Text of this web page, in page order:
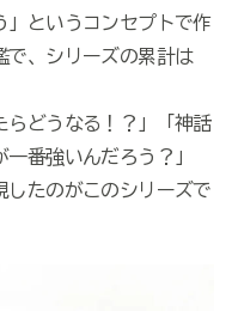
」というコンセプトで作
で、シリーズの累計は
らどうなる！？」「神話
番強いんだろう？」
たのがこのシリーズで